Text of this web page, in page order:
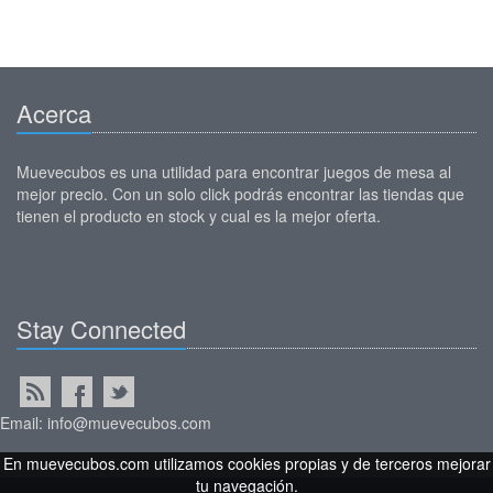
Acerca
Muevecubos es una utilidad para encontrar juegos de mesa al
mejor precio. Con un solo click podrás encontrar las tiendas que
tienen el producto en stock y cual es la mejor oferta.
Stay Connected
Email: info@muevecubos.com
En muevecubos.com utilizamos cookies propias y de terceros mejorar
tu navegación.